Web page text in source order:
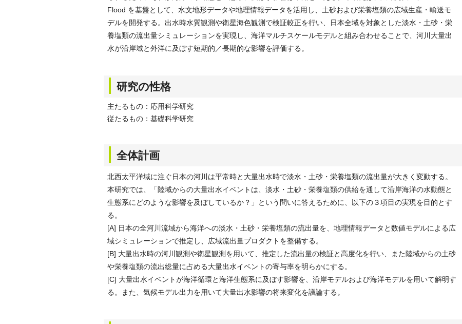
Flood を基盤として、水文地形データや地理情報データを活用し、土砂および栄養塩類の広域生産・輸送モ
デルを開発する。出水時水質観測や衛星海色観測で検証較正を行い、日本全域を対象とした淡水・土砂・栄
養塩類の流出量シミュレーションを実現し、海洋マルチスケールモデルと組み合わせることで、河川大量出
水が沿岸域と外洋に及ぼす短期的／長期的な影響を評価する。
研究の性格
主たるもの：応用科学研究
従たるもの：基礎科学研究
全体計画
北西太平洋域に注ぐ日本の河川は平常時と大量出水時で淡水・土砂・栄養塩類の流出量が大きく変動する。
本研究では、「陸域からの大量出水イベントは、淡水・土砂・栄養塩類の供給を通して沿岸海洋の水動態と
生態系にどのような影響を及ぼしているか？」という問いに答えるために、以下の３項目の実現を目的とす
る。
[A] 日本の全河川流域から海洋への淡水・土砂・栄養塩類の流出量を、地理情報データと数値モデルによる広
域シミュレーションで推定し、広域流出量プロダクトを整備する。
[B] 大量出水時の河川観測や衛星観測を用いて、推定した流出量の検証と高度化を行い、また陸域からの土砂
や栄養塩類の流出総量に占める大量出水イベントの寄与率を明らかにする。
[C] 大量出水イベントが海洋循環と海洋生態系に及ぼす影響を、沿岸モデルおよび海洋モデルを用いて解明す
る。また、気候モデル出力を用いて大量出水影響の将来変化を議論する。